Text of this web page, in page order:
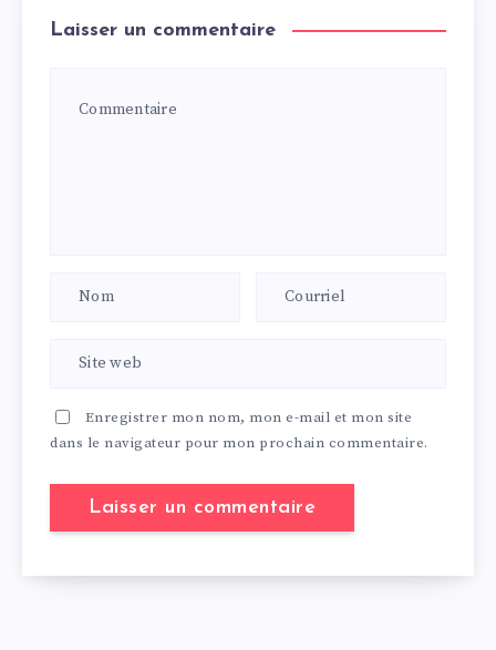
Laisser un commentaire
Enregistrer mon nom, mon e-mail et mon site
dans le navigateur pour mon prochain commentaire.